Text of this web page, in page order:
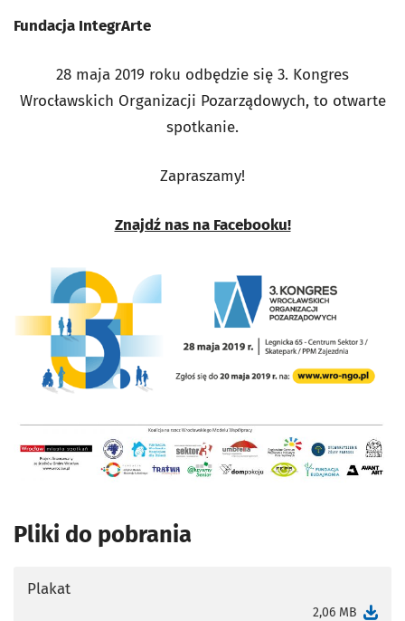
Fundacja IntegrArte
28 maja 2019 roku odbędzie się 3. Kongres
Wrocławskich Organizacji Pozarządowych, to otwarte
spotkanie.
Zapraszamy!
Znajdź nas na Facebooku!
Pliki do pobrania
Plakat
2,06 MB